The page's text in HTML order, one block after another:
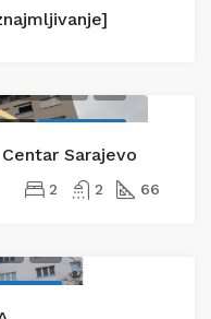
Sarajevo
2 2 66